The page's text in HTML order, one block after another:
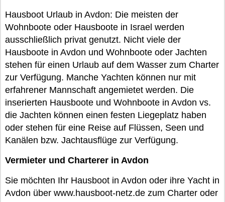
Hausboot Urlaub in Avdon: Die meisten der
Wohnboote oder Hausboote in Israel werden
ausschließlich privat genutzt. Nicht viele der
Hausboote in Avdon und Wohnboote oder Jachten
stehen für einen Urlaub auf dem Wasser zum Charter
zur Verfügung. Manche Yachten können nur mit
erfahrener Mannschaft angemietet werden. Die
inserierten Hausboote und Wohnboote in Avdon vs.
die Jachten können einen festen Liegeplatz haben
oder stehen für eine Reise auf Flüssen, Seen und
Kanälen bzw. Jachtausflüge zur Verfügung.
Vermieter und Charterer in Avdon
Sie möchten Ihr Hausboot in Avdon oder ihre Yacht in
Avdon über www.hausboot-netz.de zum Charter oder